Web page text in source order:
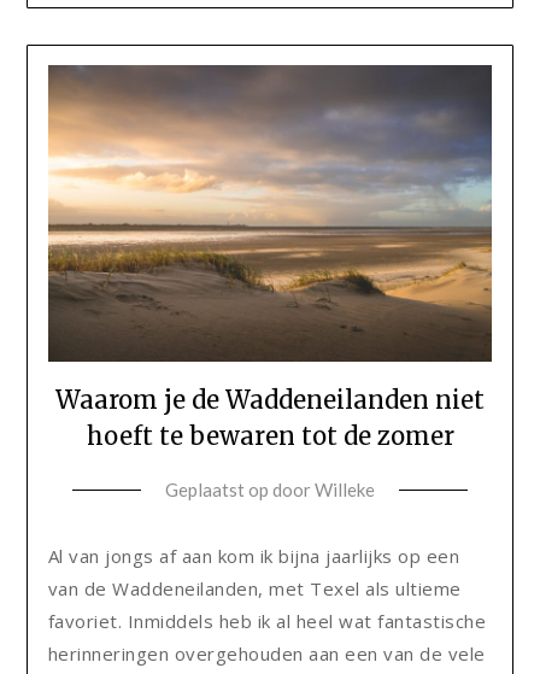
Waarom je de Waddeneilanden niet
hoeft te bewaren tot de zomer
Geplaatst op doorWilleke
Al van jongs af aan kom ik bijna jaarlijks op een
van de Waddeneilanden, met Texel als ultieme
favoriet. Inmiddels heb ik al heel wat fantastische
herinneringen overgehouden aan een van de vele